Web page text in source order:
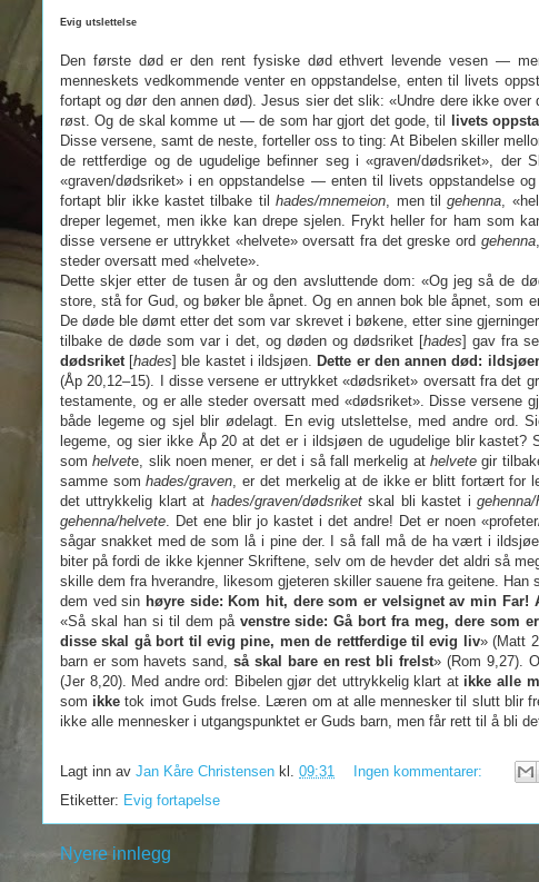
Evig utslettelse
Den første død er den rent fysiske død ethvert levende vesen —
menneskets vedkommende venter en oppstandelse, enten til livets
fortapt og dør den annen død). Jesus sier det slik: «Undre dere ikke
røst. Og de skal komme ut — de som har gjort det gode, til
livets
Disse versene, samt de neste, forteller oss to ting: At Bibelen skiller
de rettferdige og de ugudelige befinner seg i «graven/dødsriket»,
«graven/dødsriket» i en oppstandelse — enten til livets oppstandelse
fortapt blir ikke kastet tilbake tilhades/mnemeion, men tilgehenna,
dreper legemet, men ikke kan drepe sjelen. Frykt heller for ham som
disse versene er uttrykket «helvete» oversatt fra det greske ord gehenna
steder oversatt med «helvete».
Dette skjer etter de tusen år og den avsluttende dom: «Og jeg så de
store, stå for Gud, og bøker ble åpnet. Og en annen bok ble åpnet, som
De døde ble dømt etter det som var skrevet i bøkene, etter sine
tilbake de døde som var i det, og døden og dødsriket [hades] gav fra
dødsriket[hades] ble kastet i ildsjøen. Dette er den annen død:
(Åp 20,12–15). I disse versene er uttrykket «dødsriket» oversatt fra det
testamente, og er alle steder oversatt med «dødsriket». Disse versene
både legeme og sjel blir ødelagt. En evig utslettelse, med andre ord.
legeme, og sier ikke Åp 20 at det er i ildsjøen de ugudelige blir kastet?
somhelvete, slik noen mener, er det i så fall merkelig athelvete gir
samme somhades/graven, er det merkelig at de ikke er blitt fortært for
det uttrykkelig klart at hades/graven/dødsriketskal bli kastet i
gehenna/helvete. Det ene blir jo kastet i det andre! Det er noen
sågar snakket med de som lå i pine der. I så fall må de ha vært i
biter på fordi de ikke kjenner Skriftene, selv om de hevder det aldri så
skille dem fra hverandre, likesom gjeteren skiller sauene fra geitene.
dem ved sin høyre side: Kom hit, dere som er velsignet av min Far!
«Så skal han si til dem påvenstre side: Gå bort fra meg, dere som
disse skal gå bort til evig pine, men de rettferdige til evig liv» (Matt
barn er som havets sand,så skal bare en rest bli frelst» (Rom 9,27).
(Jer 8,20). Med andre ord: Bibelen gjør det uttrykkelig klart atikke alle
som ikke tok imot Guds frelse. Læren om at alle mennesker til slutt blir
ikke alle mennesker i utgangspunktet er Guds barn, men får rett til å bli
Lagt inn av Jan Kåre Christensen kl. 09:31
Ingen kommentarer:
Etiketter: Evig fortapelse
Nyere innlegg